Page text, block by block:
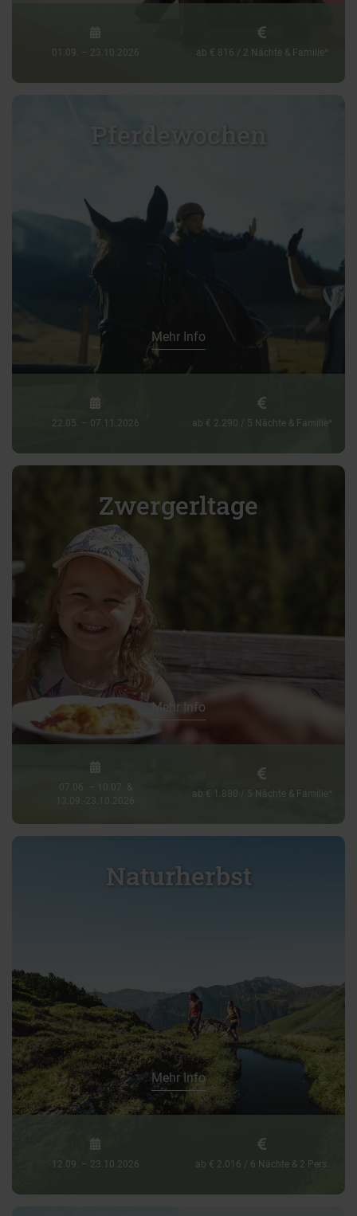
01.09. – 23.10.2026 ab € 816 / 2 Nächte & Familie*
Pferdewochen
Mehr Info
22.05. – 07.11.2026 ab € 2.290 / 5 Nächte & Familie*
Zwergerltage
Mehr Info
07.06. – 10.07. &
13.09.-23.10.2026
ab € 1.880 / 5 Nächte & Familie*
Naturherbst
Mehr Info
12.09. – 23.10.2026 ab € 2.016 / 6 Nächte & 2 Pers.